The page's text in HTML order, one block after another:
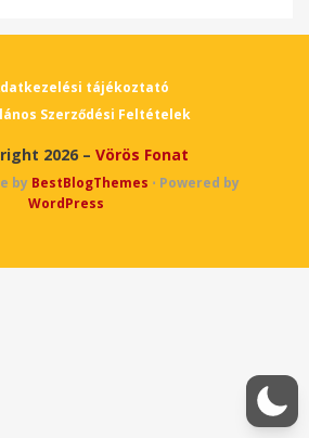
tájékoztató
Szerződési Feltételek
2026 – Vörös Fonat
by BestBlogThemes ⋅ Powered by
WordPress